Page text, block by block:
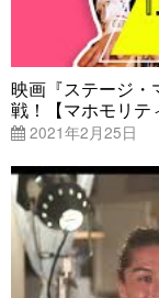
映画『ステージ・
戦！【マホモリテ
2021年2月25日